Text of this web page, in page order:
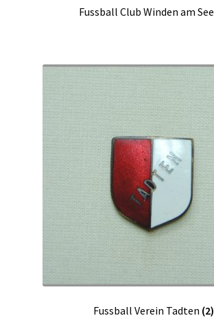
Fussball Club Winden am See
Fussball Verein Tadten (2)